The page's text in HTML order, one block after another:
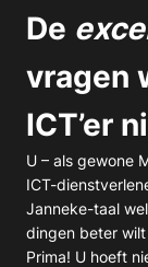
De
vragen
ICT’er
U – als gewone
ICT-
Janneke-taal
dingen beter
Prima! U hoeft